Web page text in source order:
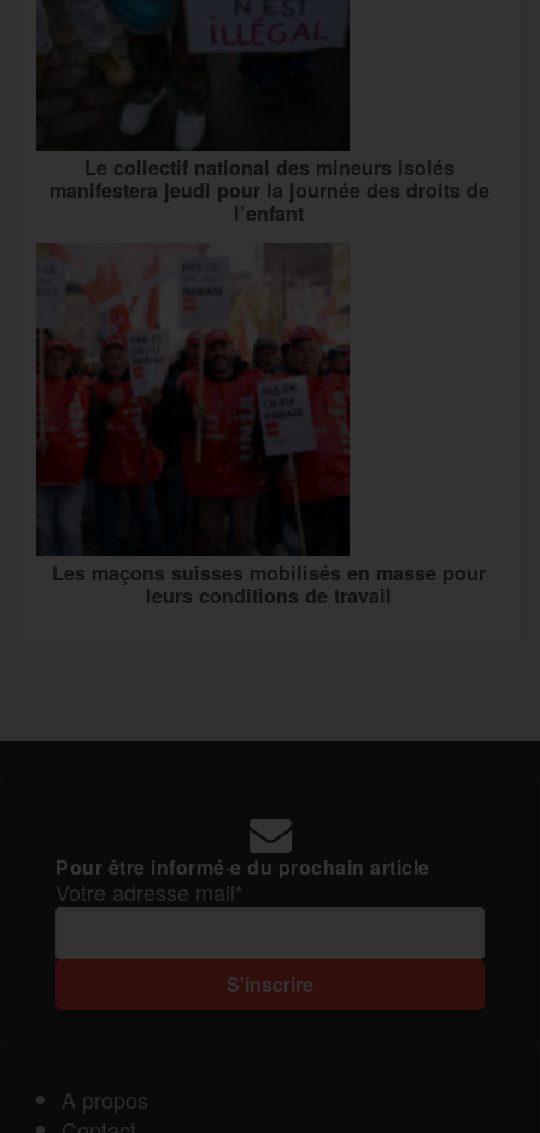
Le collectif national des mineurs isolés
manifestera jeudi pour la journée des droits de
l’enfant
Les maçons suisses mobilisés en masse pour
leurs conditions de travail
Pour être informé·e du prochain article
Votre adresse mail*
A propos